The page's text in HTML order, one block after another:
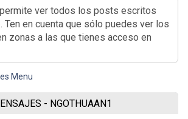
ver todos los posts escritos
Ten en cuenta que sólo puedes ver los
zonas a las que tienes acceso en
Menu
- NGOTHUAAN1